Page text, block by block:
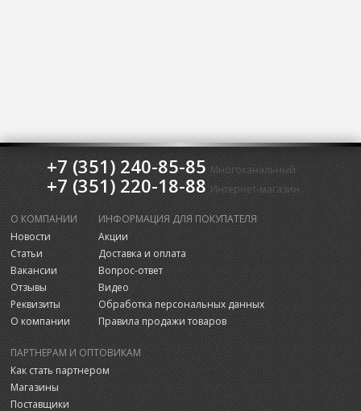
+7 (351) 240-85-85 Многоканальный
+7 (351) 220-18-88 Интернет-магазин
О КОМПАНИИ
Новости
Статьи
Вакансии
Отзывы
Реквизиты
О компании
ИНФОРМАЦИЯ ДЛЯ ПОКУПАТЕЛЯ
Акции
Доставка и оплата
Вопрос-ответ
Видео
Обработка персональных данных
Правила продажи товаров
ПАРТНЕРАМ И ОПТОВИКАМ
Как стать партнером
Магазины
Поставщики